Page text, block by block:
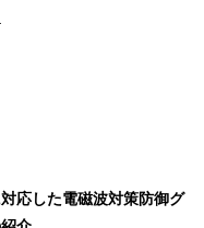
応した電磁波対策防御グ